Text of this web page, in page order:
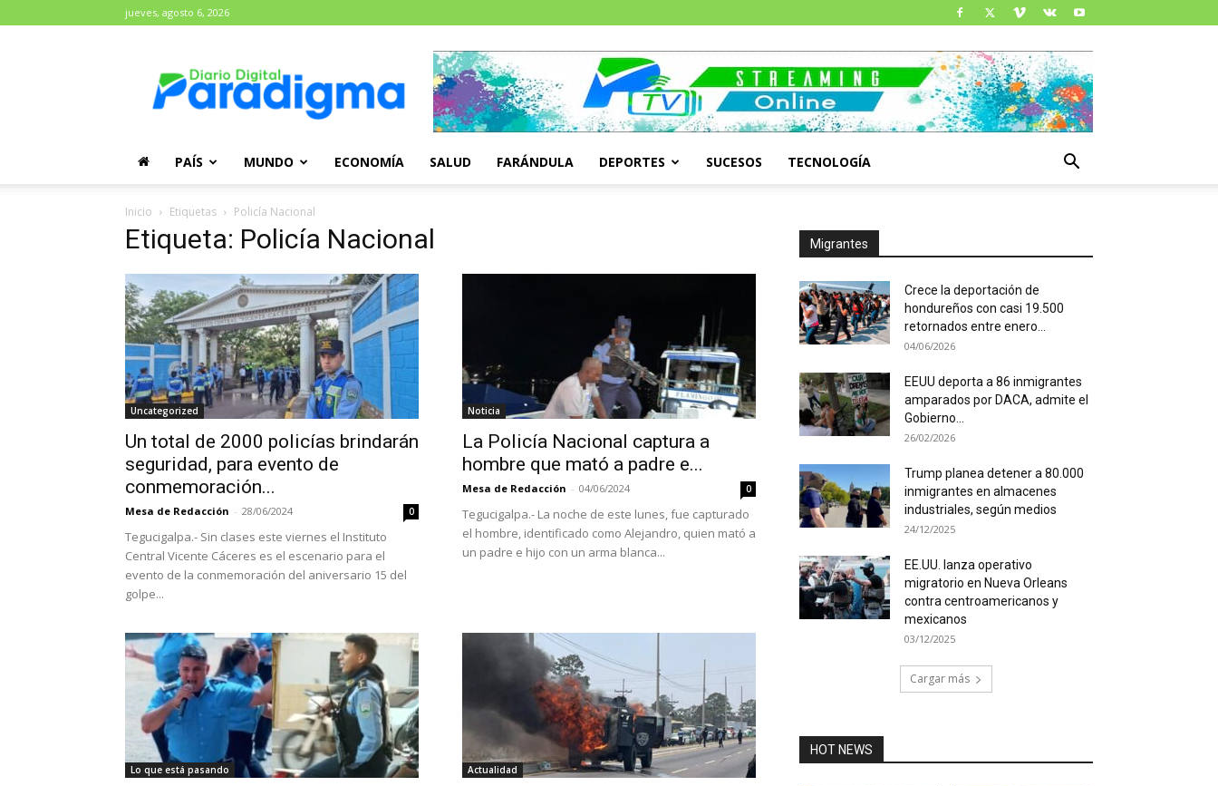
jueves, agosto 6, 2026
Paradigma
PAÍS MUNDO ECONOMÍA SALUD FARÁNDULA DEPORTES SUCESOS TECNOLOGÍA
Inicio Etiquetas Policía Nacional
Etiqueta: Policía Nacional
Uncategorized
Un total de 2000 policías brindarán
seguridad, para evento de
conmemoración...
Mesa de Redacción - 28/06/2024 0
Tegucigalpa.- Sin clases este viernes el Instituto
Central Vicente Cáceres es el escenario para el
evento de la conmemoración del aniversario 15 del
golpe...
Noticia
La Policía Nacional captura a
hombre que mató a padre e...
Mesa de Redacción - 04/06/2024 0
Tegucigalpa.- La noche de este lunes, fue capturado
el hombre, identificado como Alejandro, quien mató a
un padre e hijo con un arma blanca...
Lo que está pasando Actualidad
Migrantes
Crece la deportación de
hondureños con casi 19.500
retornados entre enero...
04/06/2026
EEUU deporta a 86 inmigrantes
amparados por DACA, admite el
Gobierno...
26/02/2026
Trump planea detener a 80.000
inmigrantes en almacenes
industriales, según medios
24/12/2025
EE.UU. lanza operativo
migratorio en Nueva Orleans
contra centroamericanos y
mexicanos
03/12/2025
Cargar más
HOT NEWS